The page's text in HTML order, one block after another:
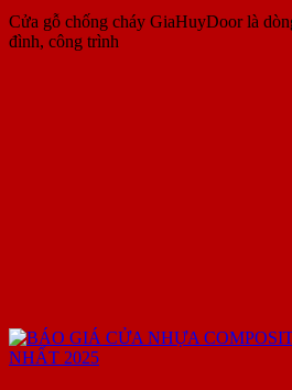
Cửa gỗ chống cháy GiaHuyDoor là
đình, công trình